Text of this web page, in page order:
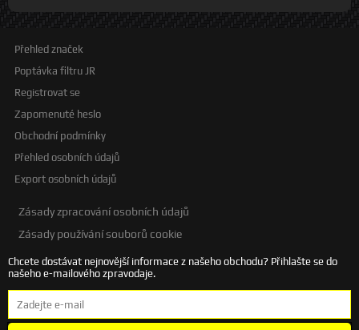
Přehled značek
Poptávka filtru JR
Registrovat se
Zapomenuté heslo
Obchodní podmínky
Přehled osobních údajů
Export osobních údajů
Zásady zpracování osobních údajů
Zásady používání souborů cookie
Chcete dostávat nejnovější informace z našeho obchodu? Přihlašte se do
našeho e-mailového zpravodaje.